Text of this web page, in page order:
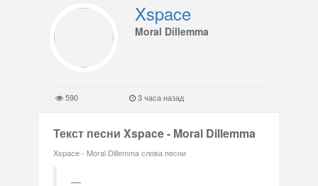
Xspace
Moral Dillemma
590 3 часа назад
Текст песни Xspace - Moral Dillemma
Xspace - Moral Dillemma слова песни